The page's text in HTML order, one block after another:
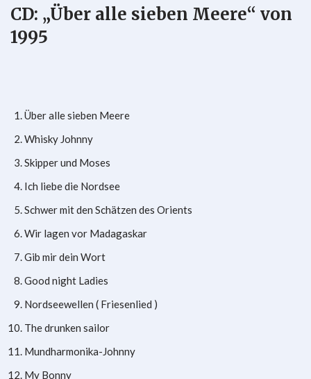
CD: „Über alle sieben Meere“ von
1995
Über alle sieben Meere
Whisky Johnny
Skipper und Moses
Ich liebe die Nordsee
Schwer mit den Schätzen des Orients
Wir lagen vor Madagaskar
Gib mir dein Wort
Good night Ladies
Nordseewellen ( Friesenlied )
The drunken sailor
Mundharmonika-Johnny
My Bonny